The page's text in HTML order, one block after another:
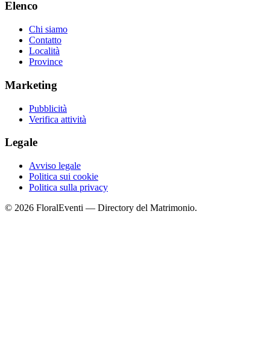
Elenco
Chi siamo
Contatto
Località
Province
Marketing
Pubblicità
Verifica attività
Legale
Avviso legale
Politica sui cookie
Politica sulla privacy
© 2026 FloralEventi — Directory del Matrimonio.